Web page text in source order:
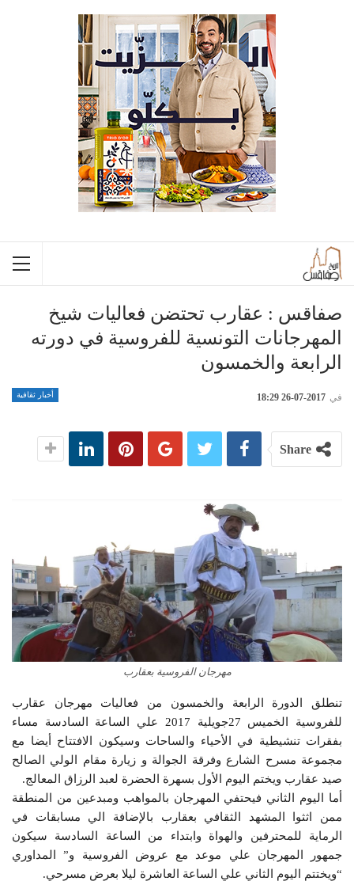
صفاقس : عقارب تحتضن فعاليات شيخ
المهرجانات التونسية للفروسية في دورته
الرابعة والخمسون
أخبار ثقافية في 2017-07-26 18:29
Share
مهرجان الفروسية بعقارب
تنطلق الدورة الرابعة والخمسون من فعاليات مهرجان عقارب
للفروسية الخميس 27جويلية 2017 علي الساعة السادسة مساء
بفقرات تنشيطية في الأحياء والساحات وسيكون الافتتاح أيضا مع
مجموعة مسرح الشارع وفرقة الجوالة و زيارة مقام الولي الصالح
صيد عقارب ويختم اليوم الأول بسهرة الحضرة لعبد الرزاق المعالج.
أما اليوم الثاني فيحتفي المهرجان بالمواهب ومبدعين من المنطقة
ممن اثثوا المشهد الثقافي بعقارب بالإضافة الي مسابقات في
الرماية للمحترفين والهواة وابتداء من الساعة السادسة سيكون
جمهور المهرجان علي موعد مع عروض الفروسية و” المداوري
“ويختتم اليوم الثاني علي الساعة العاشرة ليلا بعرض مسرحي.